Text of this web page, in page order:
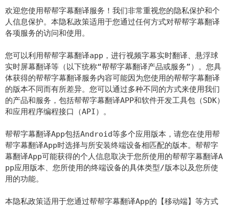
欢迎您使用帮帮字幕翻译服务！我们非常重视您的隐私保护和个
人信息保护。本隐私政策适用于您通过任何方式对帮帮字幕翻译
各项服务的访问和使用。
您可以利用帮帮字幕翻译app，进行视频字幕实时翻译、悬浮球
实时屏幕翻译等（以下统称“帮帮字幕翻译产品或服务”）。您具
体获得的帮帮字幕翻译服务内容可能因为您使用的帮帮字幕翻译
的版本不同而有所差异。您可以通过多种不同的方式来使用我们
的产品和服务，包括帮帮字幕翻译APP和软件开发工具包（SDK）
和应用程序编程接口（API）。
帮帮字幕翻译App包括Android等多个应用版本，请您在使用帮
帮字幕翻译App时选择与所安装终端设备相匹配的版本。帮帮字
幕翻译App可能获得的个人信息取决于您所使用的帮帮字幕翻译A
pp应用版本、您所使用的终端设备的具体类型/版本以及您所使
用的功能。
本隐私政策适用于您通过帮帮字幕翻译App的【移动端】等方式